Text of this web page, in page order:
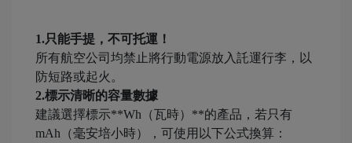
1.只能手提，不可托運！
所有航空公司均禁止將行動電源放入託運行李，以
防短路或起火。
2.標示清晰的容量數據
建議選擇標示**Wh（瓦時）**的產品，若只有
mAh（毫安培小時），可使用以下公式換算：